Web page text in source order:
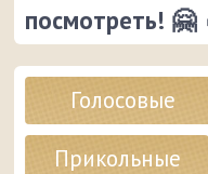
посмотреть! 🤗
Голосовые
Прикольные